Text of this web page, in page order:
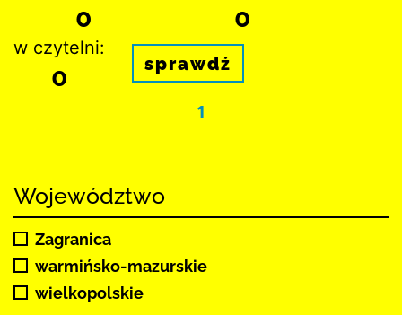
0 0
w czytelni:
0 sprawdź
1
Województwo
Zagranica
warmińsko-mazurskie
wielkopolskie